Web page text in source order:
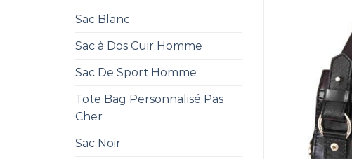
Sac Blanc
Sac à Dos Cuir Homme
Sac De Sport Homme
Tote Bag Personnalisé Pas
Cher
Sac Noir